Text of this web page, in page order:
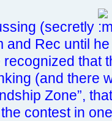
(secretly
Rec until
that
(and there
Zone”,
contest in